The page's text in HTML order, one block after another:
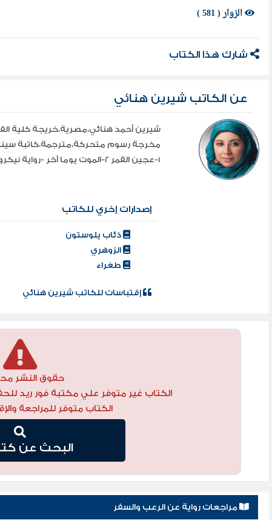
الزوار ( 581 )
شارك هذا الكتاب
عن الكاتب شيرين هنائي
شيرين أحمد هنائي،مصرية،خريجة كلية
مخرجة رسوم متحركة،مترجمة،كاتبة
1-عجين القمر 2-الموت يوما آخر -رواية نيكروفيليا 2011- -رواية صندوق الدمى 2011 -ر ...
إصدارات إخري للكاتب
ذئاب يلوستون
الزوهري
طغراء
إقتباسات للكاتب شيرين هنائي
حقوق النشر
الكتاب غير متوفر علي مكتبة فور ريد
الكتاب متوفر للمراجعة
البحث عن
مراجعات رواية عن الرعب والسفر